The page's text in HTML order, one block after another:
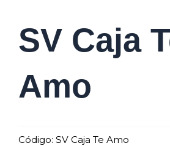
SV Caja
Amo
Código: SV Caja Te Amo